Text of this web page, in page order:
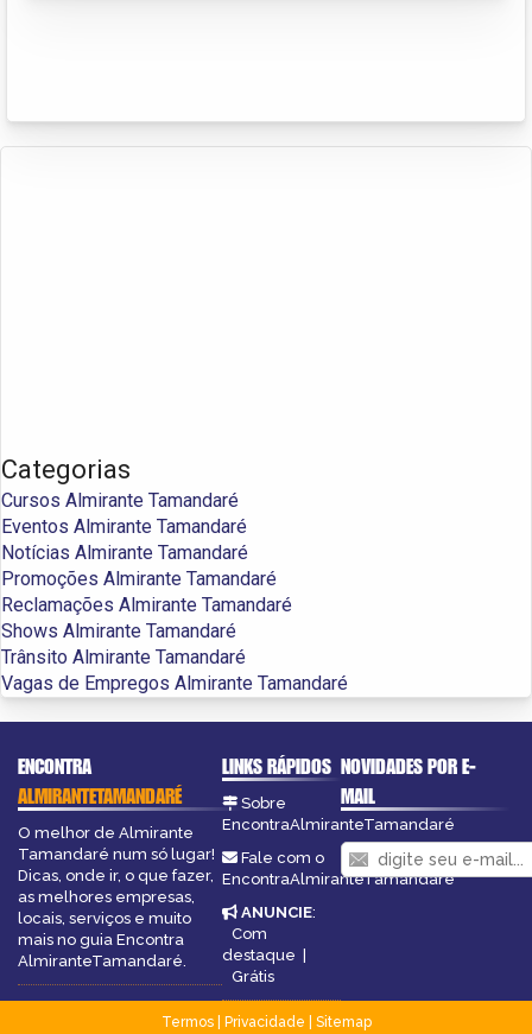
Categorias
Cursos Almirante Tamandaré
Eventos Almirante Tamandaré
Notícias Almirante Tamandaré
Promoções Almirante Tamandaré
Reclamações Almirante Tamandaré
Shows Almirante Tamandaré
Trânsito Almirante Tamandaré
Vagas de Empregos Almirante Tamandaré
ENCONTRA
ALMIRANTETAMANDARÉ
O melhor de Almirante
Tamandaré num só lugar!
Dicas, onde ir, o que fazer,
as melhores empresas,
locais, serviços e muito
mais no guia Encontra
AlmiranteTamandaré.
LINKS RÁPIDOS
Sobre
EncontraAlmiranteTamandaré
Fale com o
EncontraAlmiranteTamandaré
ANUNCIE:
Com
destaque |
Grátis
NOVIDADES POR E-
MAIL
Termos| Privacidade
Sitemap